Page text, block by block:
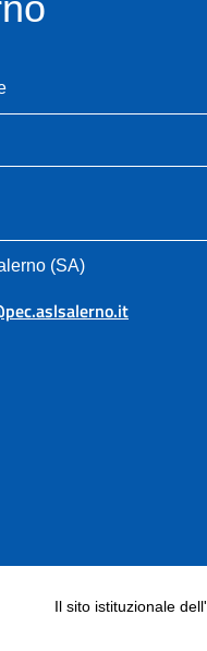
(SA)
Il sito istituzionale dell'